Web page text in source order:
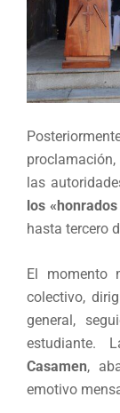
las
los
hasta tercero
El momento
colectivo,
general,
estudiante.
Casamen,
emotivo